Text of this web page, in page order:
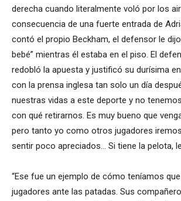
derecha cuando literalmente voló por los
consecuencia de una fuerte entrada de
contó el propio Beckham, el defensor le dijo
bebé” mientras él estaba en el piso. El
redobló la apuesta y justificó su durísima
con la prensa inglesa tan solo un día
nuestras vidas a este deporte y no
con qué retirarnos. Es muy bueno que
pero tanto yo como otros jugadores
sentir poco apreciados… Si tiene la pelota,
“Ese fue un ejemplo de cómo teníamos
jugadores ante las patadas. Sus